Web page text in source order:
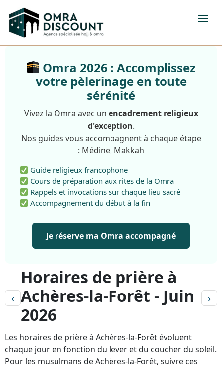
Omra 2026 : Accomplissez
votre pèlerinage en toute
sérénité
Vivez la Omra avec un encadrement religieux
d'exception.
Nos guides vous accompagnent à chaque étape
: Médine, Makkah
Guide religieux francophone
Cours de préparation aux rites de la Omra
Rappels et invocations sur chaque lieu sacré
Accompagnement du début à la fin
Je réserve ma Omra accompagné
‹
Horaires de prière à
Achères-la-Forêt - Juin
2026
›
Les horaires de prière à Achères-la-Forêt évoluent
chaque jour en fonction du lever et du coucher du soleil.
Pour les musulmans de Achères-la-Forêt, suivre ces